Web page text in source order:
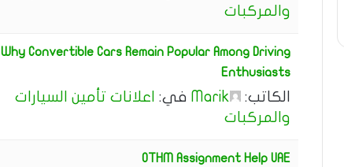
والمركبات
Why Convertible Cars Remain Popular Among Driving
Enthusiasts
الكاتب: Marik في: اعلانات تأمين السيارات
والمركبات
OTHM Assignment Help UAE